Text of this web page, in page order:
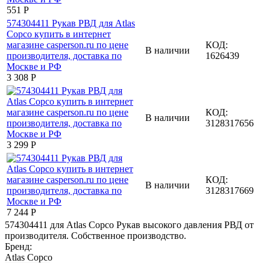
‍551‍ Р
3 308 Р
В наличии
КОД:
1626439
3 299 Р
В наличии
КОД:
3128317656
7 244 Р
В наличии
КОД:
3128317669
574304411 для Atlas Copco Рукав высокого давления РВД от
производителя. Собственное производство.
Бренд:
Atlas Copco